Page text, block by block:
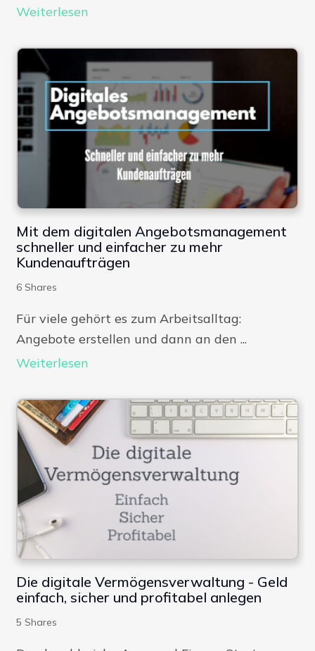
Weiterlesen
Mit dem digitalen Angebotsmanagement
schneller und einfacher zu mehr
Kundenaufträgen
6 Shares
Für viele gehört es zum Arbeitsalltag:
Angebote erstellen und dann an den ...
Weiterlesen
Die digitale Vermögensverwaltung - Geld
einfach, sicher und profitabel anlegen
5 Shares